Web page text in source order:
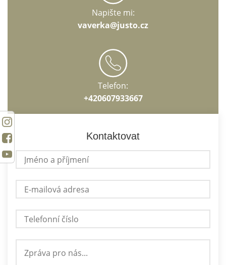
Napište mi:
vaverka@justo.cz
Telefon:
+420607933667
Kontaktovat